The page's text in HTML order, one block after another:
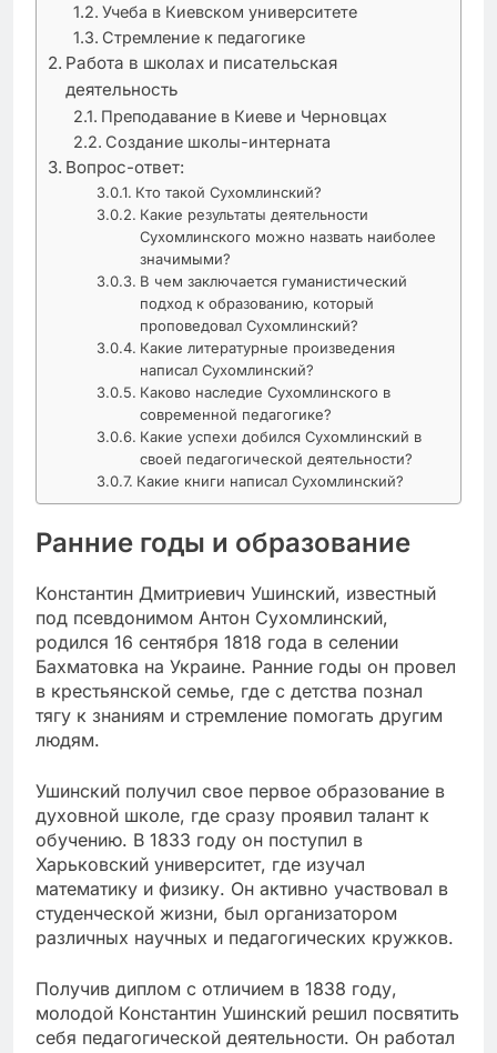
Учеба в Киевском университете
Стремление к педагогике
Работа в школах и писательская
деятельность
Преподавание в Киеве и Черновцах
Создание школы-интерната
Вопрос-ответ:
Кто такой Сухомлинский?
Какие результаты деятельности
Сухомлинского можно назвать наиболее
значимыми?
В чем заключается гуманистический
подход к образованию, который
проповедовал Сухомлинский?
Какие литературные произведения
написал Сухомлинский?
Каково наследие Сухомлинского в
современной педагогике?
Какие успехи добился Сухомлинский в
своей педагогической деятельности?
Какие книги написал Сухомлинский?
Ранние годы и образование
Константин Дмитриевич Ушинский, известный
под псевдонимом Антон Сухомлинский,
родился 16 сентября 1818 года в селении
Бахматовка на Украине. Ранние годы он провел
в крестьянской семье, где с детства познал
тягу к знаниям и стремление помогать другим
людям.
Ушинский получил свое первое образование в
духовной школе, где сразу проявил талант к
обучению. В 1833 году он поступил в
Харьковский университет, где изучал
математику и физику. Он активно участвовал в
студенческой жизни, был организатором
различных научных и педагогических кружков.
Получив диплом с отличием в 1838 году,
молодой Константин Ушинский решил посвятить
себя педагогической деятельности. Он работал